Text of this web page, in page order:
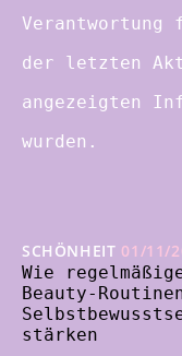
der letzten
angezeigten
wurden.
SCHÖNHEIT 01/11/
Wie
Beauty-
stärken